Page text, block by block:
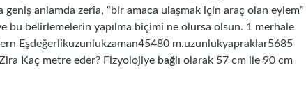
geniş anlamda zerîa, “bir amaca ulaşmak için araç olan eylem”
bu belirlemelerin yapılma biçimi ne olursa olsun. 1 merhale
Eşdeğerlikuzunlukzaman45480 m.uzunlukyapraklar5685
Kaç metre eder? Fizyolojiye bağlı olarak 57 cm ile 90 cm